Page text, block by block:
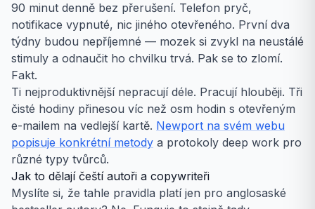
90 minut denně bez přerušení. Telefon pryč,
notifikace vypnuté, nic jiného otevřeného. První dva
týdny budou nepříjemné — mozek si zvykl na neustálé
stimuly a odnaučit ho chvilku trvá. Pak se to zlomí.
Fakt.
Ti nejproduktivnější nepracují déle. Pracují hlouběji. Tři
čisté hodiny přinesou víc než osm hodin s otevřeným
e-mailem na vedlejší kartě. Newport na svém webu
popisuje konkrétní metody a protokoly deep work pro
různé typy tvůrců.
Jak to dělají čeští autoři a copywriteři
Myslíte si, že tahle pravidla platí jen pro anglosaské